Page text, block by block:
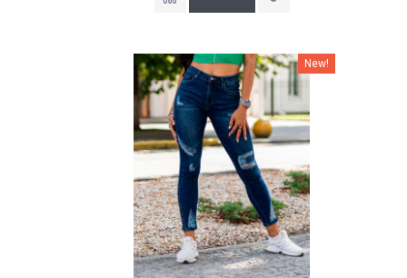
Наклейки Варіант з % New!